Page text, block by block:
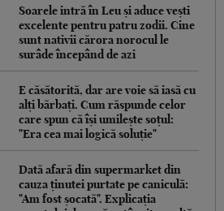
Soarele intră în Leu și aduce vești
excelente pentru patru zodii. Cine
sunt nativii cărora norocul le
surâde începând de azi
E căsătorită, dar are voie să iasă cu
alți bărbați. Cum răspunde celor
care spun că își umilește soțul:
"Era cea mai logică soluție"
Dată afară din supermarket din
cauza ținutei purtate pe caniculă:
"Am fost șocată". Explicația